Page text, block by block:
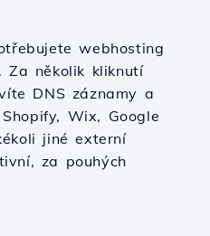
webhosting
Za několik kliknutí
DNS záznamy a
Wix, Google
jiné externí
za pouhých